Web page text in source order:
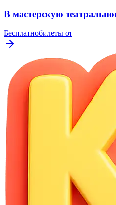
В мастерскую
Бесплатнобилеты от